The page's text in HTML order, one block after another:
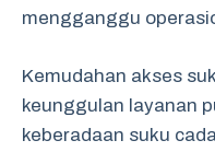
mengganggu
Kemudahan akses
keunggulan layanan
keberadaan suku